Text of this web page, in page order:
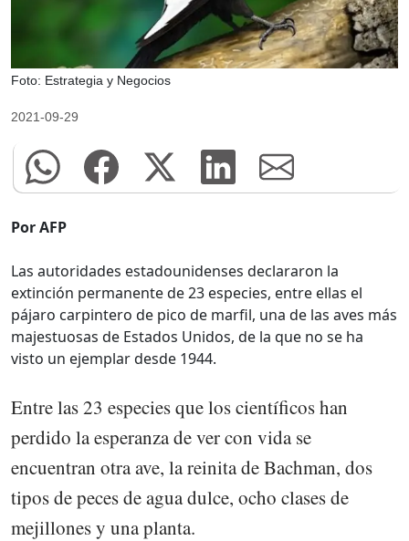
Foto: Estrategia y Negocios
2021-09-29
Por AFP
Las autoridades estadounidenses declararon la
extinción permanente de 23 especies, entre ellas el
pájaro carpintero de pico de marfil, una de las aves más
majestuosas de Estados Unidos, de la que no se ha
visto un ejemplar desde 1944.
Entre las 23 especies que los científicos han
perdido la esperanza de ver con vida se
encuentran otra ave, la reinita de Bachman, dos
tipos de peces de agua dulce, ocho clases de
mejillones y una planta.